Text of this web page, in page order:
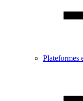
Plateformes